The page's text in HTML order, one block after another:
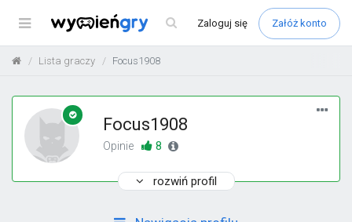
Menu Zaloguj się Załóż konto
Lista graczy Focus1908
Focus1908
Opinie 8
rozwiń profil